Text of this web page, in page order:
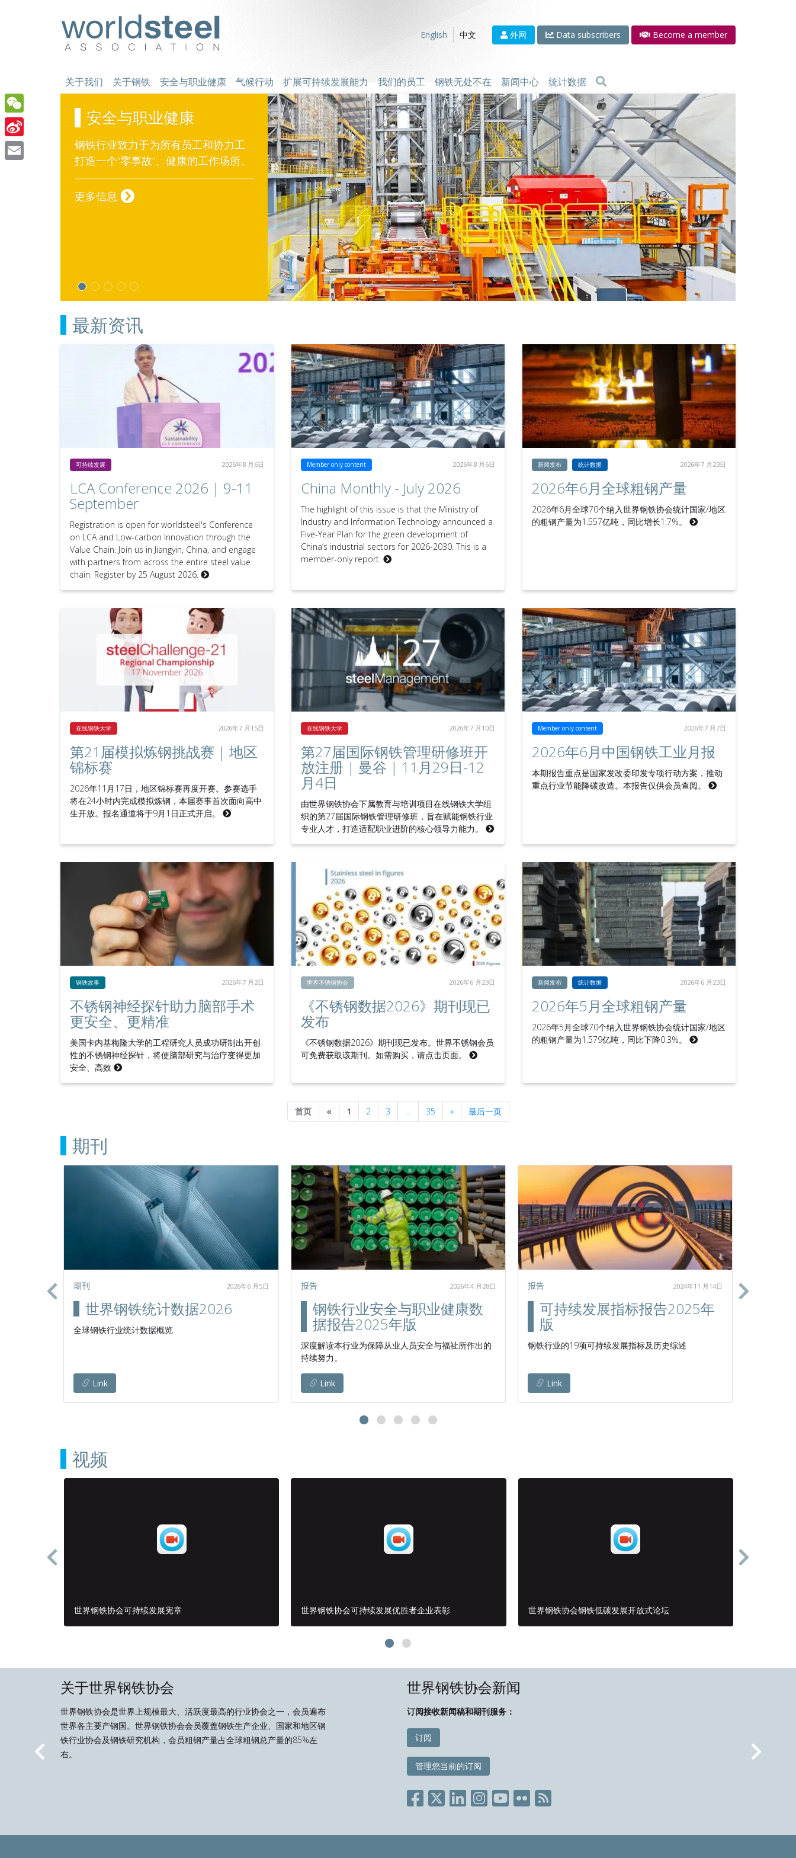
English
中文 外网 Data subscribers Become a member
关于我们 关于钢铁 安全与职业健康 气候行动 扩展可持续发展能力 我们的员工 钢铁无处不在 新闻中心 统计数据
气候变化
钢铁行业全力支持《巴黎协定》的目
标，致力于打造一个低碳的未来。
更多信息 气候变化
最新资讯
可持续发展 2026年8 月6日
LCA Conference 2026 | 9-11
September
Registration is open for worldsteel's Conference
on LCA and Low-carbon Innovation through the
Value Chain. Join us in Jiangyin, China, and engage
with partners from across the entire steel value
chain. Register by 25 August 2026.
Member only content 2026年8 月6日
China Monthly - July 2026
The highlight of this issue is that the Ministry of
Industry and Information Technology announced a
Five-Year Plan for the green development of
China’s industrial sectors for 2026-2030. This is a
member-only report.
新闻发布 统计数据 2026年7 月23日
2026年6月全球粗钢产量
2026年6月全球70个纳入世界钢铁协会统计国家/地区
的粗钢产量为1.557亿吨，同比增长1.7%。
在线钢铁大学 2026年7 月15日
第21届模拟炼钢挑战赛 | 地区
锦标赛
2026年11月17日，地区锦标赛再度开赛。参赛选手
将在24小时内完成模拟炼钢，本届赛事首次面向高中
生开放。报名通道将于9月1日正式开启。
在线钢铁大学 2026年7 月10日
第27届国际钢铁管理研修班开
放注册 | 曼谷 | 11月29日-12
月4日
由世界钢铁协会下属教育与培训项目在线钢铁大学组
织的第27届国际钢铁管理研修班，旨在赋能钢铁行业
专业人才，打造适配职业进阶的核心领导力能力。
Member only content 2026年7 月7日
2026年6月中国钢铁工业月报
本期报告重点是国家发改委印发专项行动方案，推动
重点行业节能降碳改造。本报告仅供会员查阅。
钢铁故事 2026年7 月2日
不锈钢神经探针助力脑部手术
更安全、更精准
美国卡内基梅隆大学的工程研究人员成功研制出开创
性的不锈钢神经探针，将使脑部研究与治疗变得更加
安全、高效
世界不锈钢协会 2026年6 月23日
《不锈钢数据2026》期刊现已
发布
《不锈钢数据2026》期刊现已发布。世界不锈钢会员
可免费获取该期刊。如需购买，请点击页面。
新闻发布 统计数据 2026年6 月23日
2026年5月全球粗钢产量
2026年5月全球70个纳入世界钢铁协会统计国家/地区
的粗钢产量为1.579亿吨，同比下降0.3%。
首页 «Previous
1 2 3 … 35 »Next最后一页
期刊
期刊 2026年6 月5日
世界钢铁统计数据2026
全球钢铁行业统计数据概览
Link
报告 2026年4 月28日
钢铁行业安全与职业健康数
据报告2025年版
深度解读本行业为保障从业人员安全与福祉所作出的
持续努力。
Link
报告 2024年11 月14日
可持续发展指标报告2025年
版
钢铁行业的19项可持续发展指标及历史综述
Link
视频
世界钢铁协会可持续发展宪章 世界钢铁协会可持续发展优胜者企业表彰 世界钢铁协会钢铁低碳发展开放式论坛
关于世界钢铁协会
世界钢铁协会是世界上规模最大、活跃度最高的行业协会之一，会员遍布
世界各主要产钢国。世界钢铁协会会员覆盖钢铁生产企业、国家和地区钢
铁行业协会及钢铁研究机构，会员粗钢产量占全球粗钢总产量的85%左
右。
世界钢铁协会新闻
订阅接收新闻稿和期刊服务：
订阅
管理您当前的订阅
Previous Next
WeChat
Sina